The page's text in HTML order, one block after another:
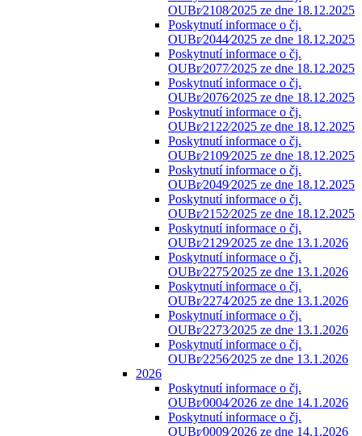
OUBr⁄2108⁄2025 ze dne 18.12.2025
Poskytnutí informace o čj.
OUBr⁄2044⁄2025 ze dne 18.12.2025
Poskytnutí informace o čj.
OUBr⁄2077⁄2025 ze dne 18.12.2025
Poskytnutí informace o čj.
OUBr⁄2076⁄2025 ze dne 18.12.2025
Poskytnutí informace o čj.
OUBr⁄2122⁄2025 ze dne 18.12.2025
Poskytnutí informace o čj.
OUBr⁄2109⁄2025 ze dne 18.12.2025
Poskytnutí informace o čj.
OUBr⁄2049⁄2025 ze dne 18.12.2025
Poskytnutí informace o čj.
OUBr⁄2152⁄2025 ze dne 18.12.2025
Poskytnutí informace o čj.
OUBr⁄2129⁄2025 ze dne 13.1.2026
Poskytnutí informace o čj.
OUBr⁄2275⁄2025 ze dne 13.1.2026
Poskytnutí informace o čj.
OUBr⁄2274⁄2025 ze dne 13.1.2026
Poskytnutí informace o čj.
OUBr⁄2273⁄2025 ze dne 13.1.2026
Poskytnutí informace o čj.
OUBr⁄2256⁄2025 ze dne 13.1.2026
2026
Poskytnutí informace o čj.
OUBr⁄0004⁄2026 ze dne 14.1.2026
Poskytnutí informace o čj.
OUBr⁄0009⁄2026 ze dne 14.1.2026